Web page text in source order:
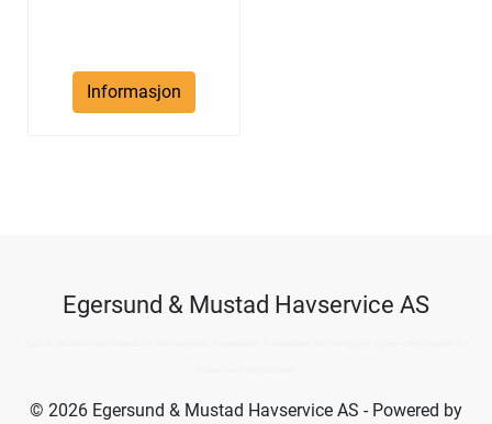
Informasjon
Egersund & Mustad Havservice AS
© 2026 Egersund & Mustad Havservice AS - Powered by